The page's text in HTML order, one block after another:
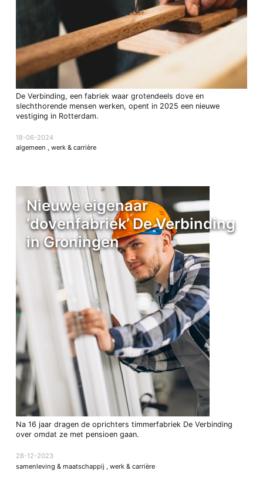
De Verbinding, een fabriek waar grotendeels dove en
slechthorende mensen werken, opent in 2025 een nieuwe
vestiging in Rotterdam.
18-06-2024
algemeen , werk & carrière
Nieuwe eigenaar
‘dovenfabriek’ De Verbinding
in Groningen
Na 16 jaar dragen de oprichters timmerfabriek De Verbinding
over omdat ze met pensioen gaan.
28-12-2023
samenleving & maatschappij , werk & carrière